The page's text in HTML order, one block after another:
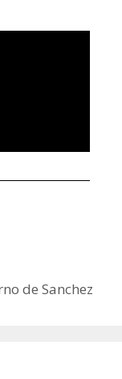
de Sanchez